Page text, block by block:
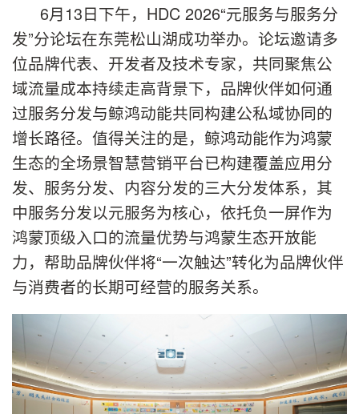
6月13日下午，HDC 2026“元服务与服务分
发”分论坛在东莞松山湖成功举办。论坛邀请多
位品牌代表、开发者及技术专家，共同聚焦公
域流量成本持续走高背景下，品牌伙伴如何通
过服务分发与鲸鸿动能共同构建公私域协同的
增长路径。值得关注的是，鲸鸿动能作为鸿蒙
生态的全场景智慧营销平台已构建覆盖应用分
发、服务分发、内容分发的三大分发体系，其
中服务分发以元服务为核心，依托负一屏作为
鸿蒙顶级入口的流量优势与鸿蒙生态开放能
力，帮助品牌伙伴将“一次触达”转化为品牌伙伴
与消费者的长期可经营的服务关系。